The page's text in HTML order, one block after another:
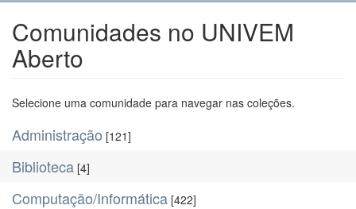
Comunidades no UNIVEM
Aberto
Selecione uma comunidade para navegar nas coleções.
Administração [121]
Biblioteca [4]
Computação/Informática [422]